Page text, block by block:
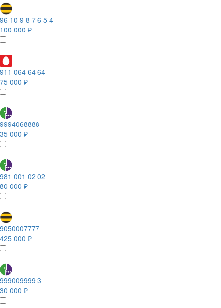
96 10 9 8 7 6 5 4
100 000 ₽
911 064 64 64
75 000 ₽
9994068888
35 000 ₽
981 001 02 02
80 000 ₽
9050007777
425 000 ₽
999009999 3
30 000 ₽